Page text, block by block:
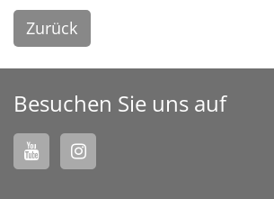
Zurück
Besuchen Sie uns auf